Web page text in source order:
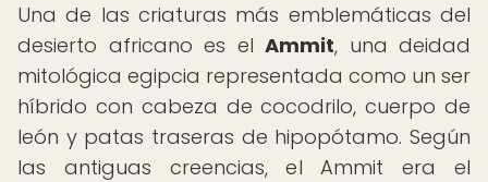
Una de las criaturas más emblemáticas del
desierto africano es el Ammit, una deidad
mitológica egipcia representada como un ser
híbrido con cabeza de cocodrilo, cuerpo de
león y patas traseras de hipopótamo. Según
las antiguas creencias, el Ammit era el